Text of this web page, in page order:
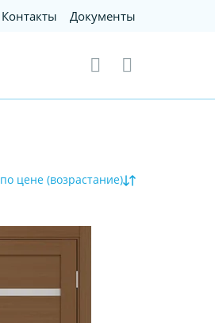
Контакты Документы
по цене (возрастание)